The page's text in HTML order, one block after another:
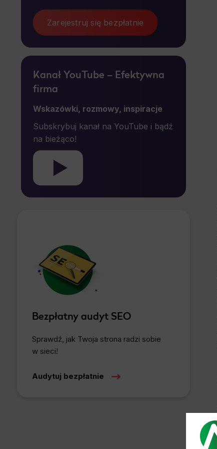
Zarejestruj się bezpłatnie
Kanał YouTube – Efektywna
firma
Wskazówki, rozmowy, inspiracje
Subskrybuj kanał na YouTube i bądź
na bieżąco!
Bezpłatny audyt SEO
Sprawdź, jak Twoja strona radzi sobie
w sieci!
Audytuj bezpłatnie